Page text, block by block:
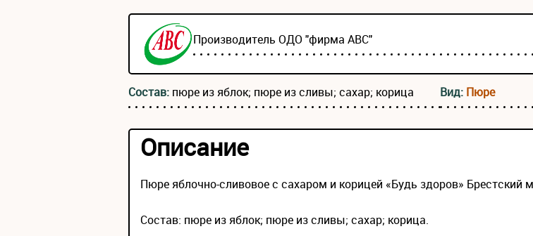
Производитель ОДО "фирма АВС"
Состав: пюре из яблок; пюре из сливы; сахар; корица Вид: Пюре
Описание
Пюре яблочно-сливовое с сахаром и корицей «Будь здоров»
Состав: пюре из яблок; пюре из сливы; сахар; корица.